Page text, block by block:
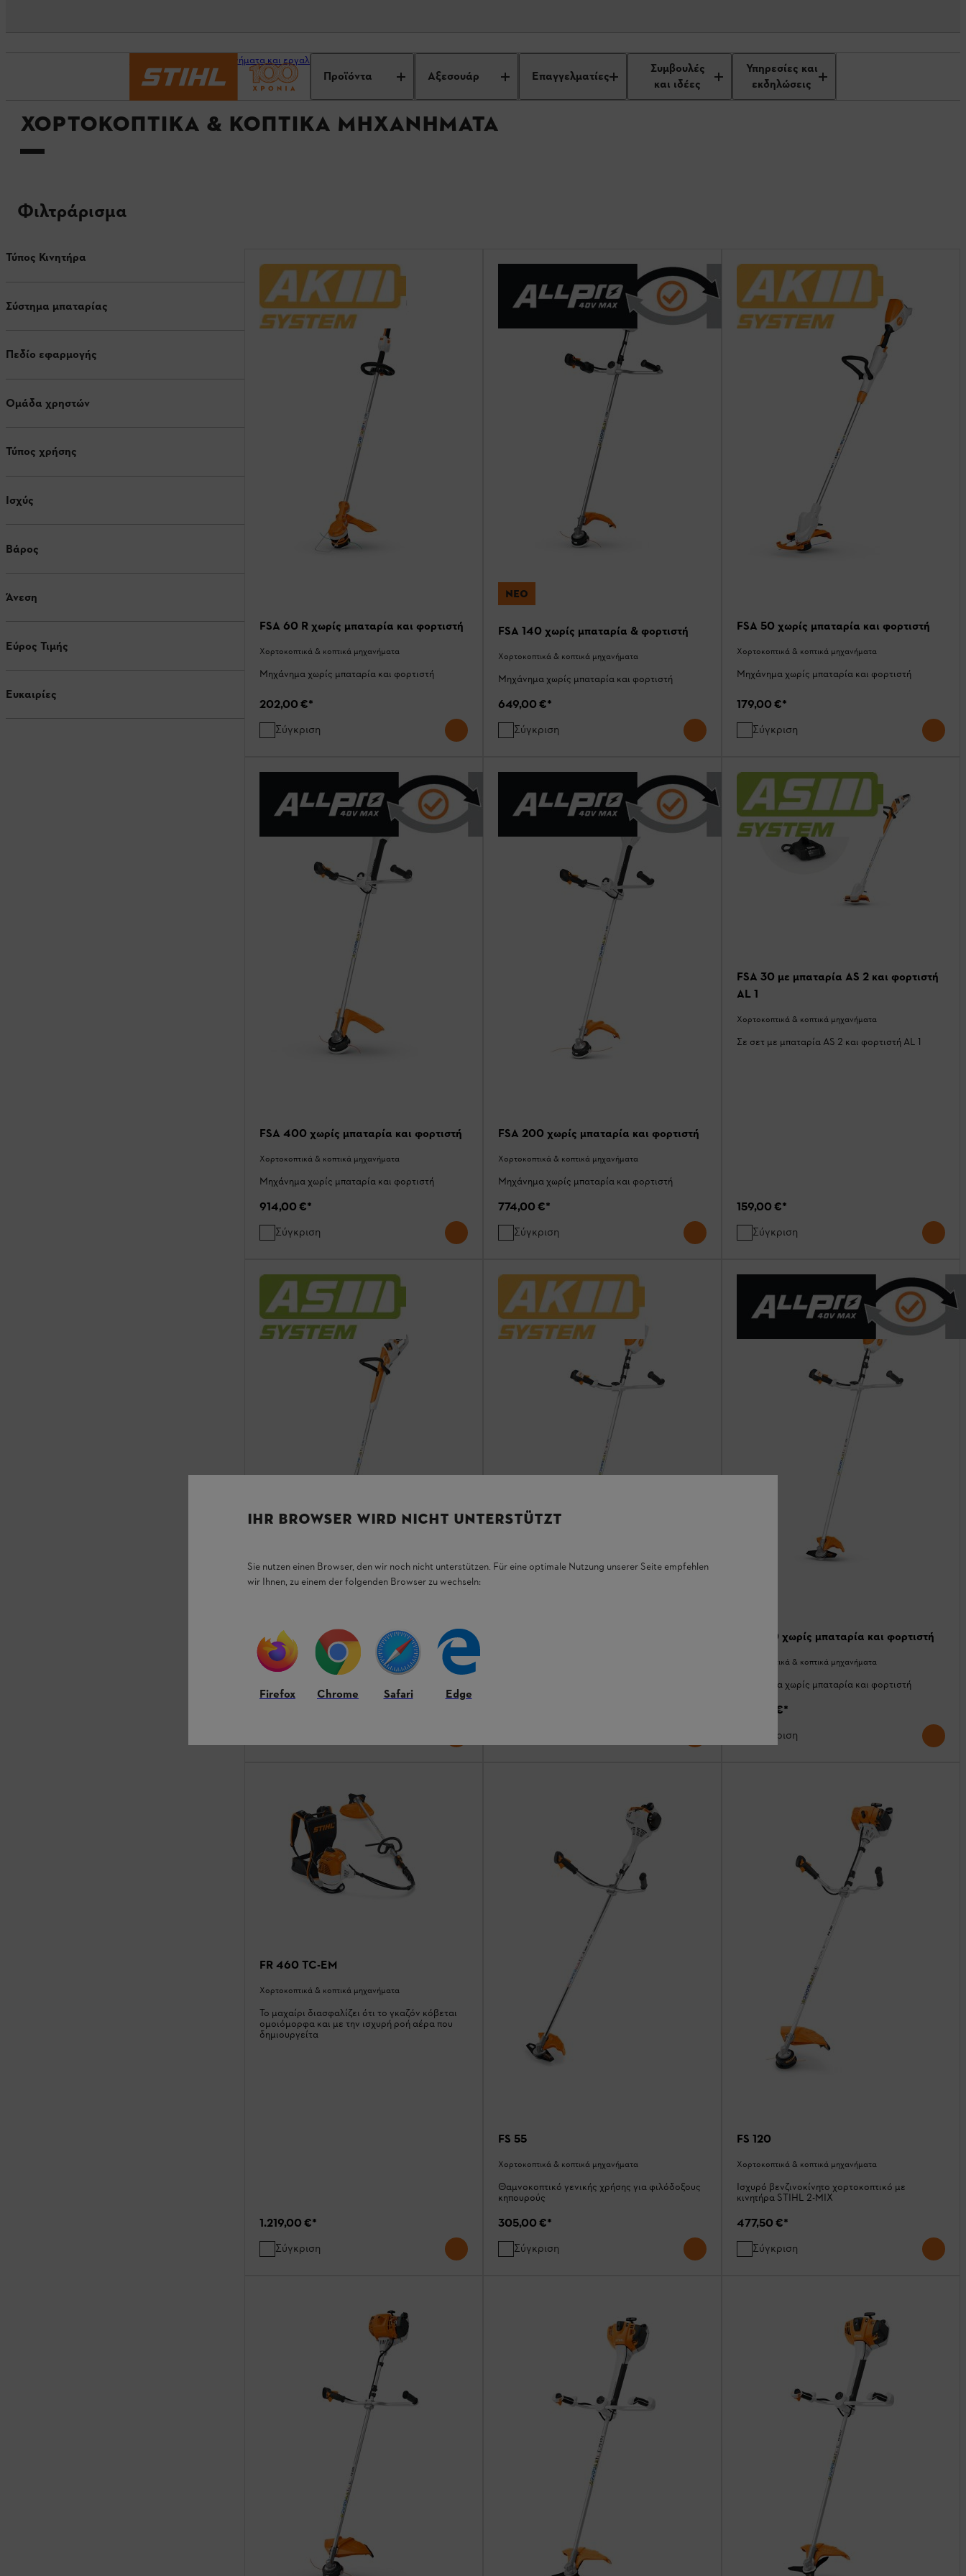
Προϊόντα Αξεσουάρ Επαγγελματίες
Συμβουλές
και ιδέες
Υπηρεσίες και
εκδηλώσεις
Μηχανήματα και εργαλεία
ΧΟΡΤΟΚΟΠΤΙΚΆ & ΚΟΠΤΙΚΆ ΜΗΧΑΝΉΜΑΤΑ
Φιλτράρισμα
Τύπος Κινητήρα
Σύστημα μπαταρίας
Πεδίο εφαρμογής
Ομάδα χρηστών
Τύπος χρήσης
Ισχύς
Βάρος
Άνεση
Εύρος Τιμής
Ευκαιρίες
FSA 60 R χωρίς μπαταρία και φορτιστή
Χορτοκοπτικά & κοπτικά μηχανήματα
Μηχάνημα χωρίς μπαταρία και φορτιστή
202,00 €*
Σύγκριση
ΝΈΟ
FSA 140 χωρίς μπαταρία & φορτιστή
Χορτοκοπτικά & κοπτικά μηχανήματα
Μηχάνημα χωρίς μπαταρία και φορτιστή
649,00 €*
Σύγκριση
FSA 50 χωρίς μπαταρία και φορτιστή
Χορτοκοπτικά & κοπτικά μηχανήματα
Μηχάνημα χωρίς μπαταρία και φορτιστή
179,00 €*
Σύγκριση
FSA 400 χωρίς μπαταρία και φορτιστή
Χορτοκοπτικά & κοπτικά μηχανήματα
Μηχάνημα χωρίς μπαταρία και φορτιστή
914,00 €*
Σύγκριση
FSA 200 χωρίς μπαταρία και φορτιστή
Χορτοκοπτικά & κοπτικά μηχανήματα
Μηχάνημα χωρίς μπαταρία και φορτιστή
774,00 €*
Σύγκριση
FSA 30 με μπαταρία AS 2 και φορτιστή
AL 1
Χορτοκοπτικά & κοπτικά μηχανήματα
Σε σετ με μπαταρία AS 2 και φορτιστή AL 1
159,00 €*
Σύγκριση
Χορτοκοπτικά & κοπτικά μηχανήματα
Μηχάνημα χωρίς μπαταρία και φορτιστή
FSA 120 χωρίς μπαταρία και φορτιστή
Χορτοκοπτικά & κοπτικά μηχανήματα
Μηχάνημα χωρίς μπαταρία και φορτιστή
487,50 €*
Σύγκριση
FR 460 TC-EM
Χορτοκοπτικά & κοπτικά μηχανήματα
To μαχαίρι διασφαλίζει ότι το γκαζόν κόβεται
ομοιόμορφα και με την ισχυρή ροή αέρα που
δημιουργείτα
1.219,00 €*
Σύγκριση
FS 55
Χορτοκοπτικά & κοπτικά μηχανήματα
Θαμνοκοπτικό γενικής χρήσης για φιλόδοξους
κηπουρούς
305,00 €*
Σύγκριση
FS 120
Χορτοκοπτικά & κοπτικά μηχανήματα
Ισχυρό βενζινοκίνητο χορτοκοπτικό με
κινητήρα STIHL 2-MIX
477,50 €*
Σύγκριση
IHR BROWSER WIRD NICHT UNTERSTÜTZT
Sie nutzen einen Browser, den wir noch nicht unterstützen. Für eine optimale Nutzung unserer Seite empfehlen
wir Ihnen, zu einem der folgenden Browser zu wechseln:
Firefox Chrome Safari Edge